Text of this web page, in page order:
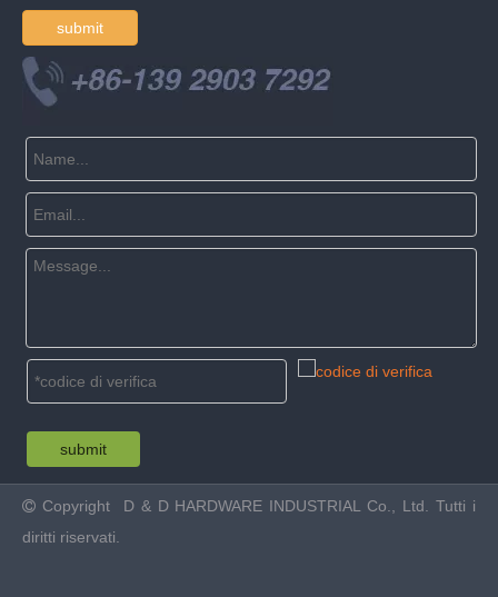
submit
submit
 Copyright
D & D HARDWARE INDUSTRIAL Co., Ltd. Tutti i
diritti riservati.